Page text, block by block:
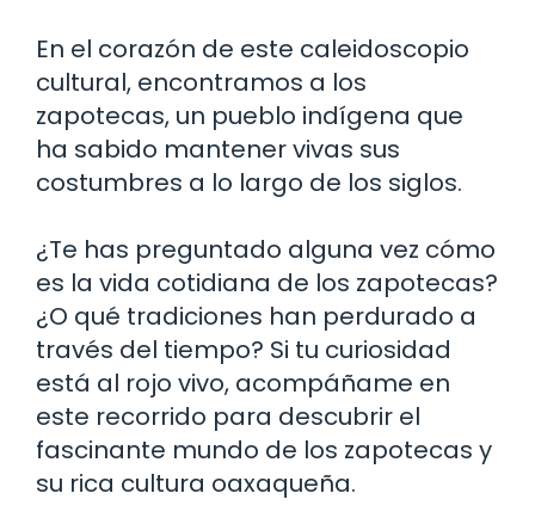
En el corazón de este caleidoscopio
cultural, encontramos a los
zapotecas, un pueblo indígena que
ha sabido mantener vivas sus
costumbres a lo largo de los siglos.
¿Te has preguntado alguna vez cómo
es la vida cotidiana de los zapotecas?
¿O qué tradiciones han perdurado a
través del tiempo? Si tu curiosidad
está al rojo vivo, acompáñame en
este recorrido para descubrir el
fascinante mundo de los zapotecas y
su rica cultura oaxaqueña.